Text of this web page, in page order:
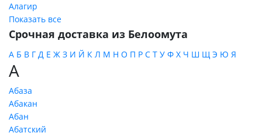
Алагир
Показать все
Срочная доставка из Белоомута
А Б В Г Д Е Ж З И Й К Л М Н О П Р С Т У Ф Х Ч Ш Щ Э Ю Я
А
Абаза
Абакан
Абан
Абатский